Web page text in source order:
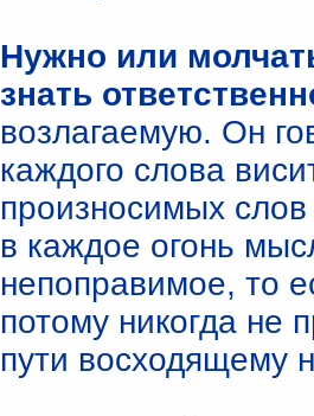
Нужно или
знать
возлагаемую. Он
каждого слова
произносимых
в каждое огонь
непоправимое, то
потому никогда не
пути восходящему